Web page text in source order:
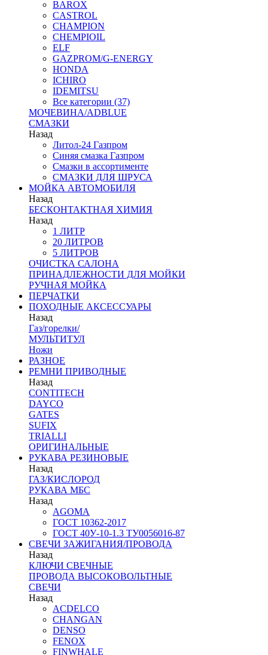
BAROX
CASTROL
CHAMPION
CHEMPIOIL
ELF
GAZPROM/G-ENERGY
HONDA
ICHIRO
IDEMITSU
Все категории (37)
МОЧЕВИНА/ADBLUE
СМАЗКИ
Назад
Литол-24 Газпром
Синяя смазка Газпром
Смазки в ассортименте
СМАЗКИ ДЛЯ ШРУСА
МОЙКА АВТОМОБИЛЯ
Назад
БЕСКОНТАКТНАЯ ХИМИЯ
Назад
1 ЛИТР
20 ЛИТРОВ
5 ЛИТРОВ
ОЧИСТКА САЛОНА
ПРИНАДЛЕЖНОСТИ ДЛЯ МОЙКИ
РУЧНАЯ МОЙКА
ПЕРЧАТКИ
ПОХОДНЫЕ АКСЕССУАРЫ
Назад
Газ/горелки/
МУЛЬТИТУЛ
Ножи
РАЗНОЕ
РЕМНИ ПРИВОДНЫЕ
Назад
CONTITECH
DAYCO
GATES
SUFIX
TRIALLI
ОРИГИНАЛЬНЫЕ
РУКАВА РЕЗИНОВЫЕ
Назад
ГАЗ/КИСЛОРОД
РУКАВА МБС
Назад
AGOMA
ГОСТ 10362-2017
ГОСТ 40У-10-1.3 ТУ0056016-87
СВЕЧИ ЗАЖИГАНИЯ/ПРОВОДА
Назад
КЛЮЧИ СВЕЧНЫЕ
ПРОВОДА ВЫСОКОВОЛЬТНЫЕ
СВЕЧИ
Назад
ACDELCO
CHANGAN
DENSO
FENOX
FINWHALE